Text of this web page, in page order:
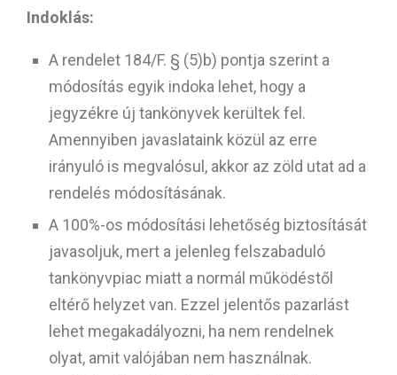
Indoklás:
A rendelet 184/F. § (5)b) pontja szerint a
módosítás egyik indoka lehet, hogy a
jegyzékre új tankönyvek kerültek fel.
Amennyiben javaslataink közül az erre
irányuló is megvalósul, akkor az zöld utat ad a
rendelés módosításának.
A 100%-os módosítási lehetőség biztosítását
javasoljuk, mert a jelenleg felszabaduló
tankönyvpiac miatt a normál működéstől
eltérő helyzet van. Ezzel jelentős pazarlást
lehet megakadályozni, ha nem rendelnek
olyat, amit valójában nem használnak.